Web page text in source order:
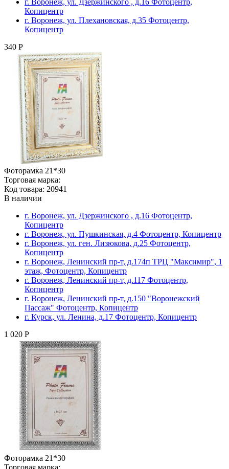
Копицентр
г. Воронеж, ул. Плехановская, д.35 Фотоцентр,
Копицентр
340 Р
Фоторамка 21*30
Торговая марка:
Код товара: 20941
В наличии
г. Воронеж, ул. Дзержинского , д.16 Фотоцентр,
Копицентр
г. Воронеж, ул. Пушкинская, д.4 Фотоцентр, Копицентр
г. Воронеж, ул. ген. Лизюкова, д.25 Фотоцентр,
Копицентр
г. Воронеж, Ленинский пр-т, д.174п ТРЦ "Максимир", 1
этаж, Фотоцентр, Копицентр
г. Воронеж, Ленинский пр-т, д.117 Фотоцентр,
Копицентр
г. Воронеж, Ленинский пр-т, д.150 "Воронежский
Пассаж" Фотоцентр, Копицентр
г. Курск, ул. Ленина, д.17 Фотоцентр, Копицентр
1 020 Р
Фоторамка 21*30
Торговая марка: